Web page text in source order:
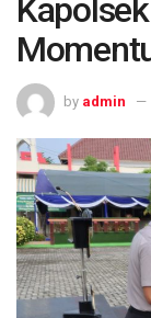
by admin